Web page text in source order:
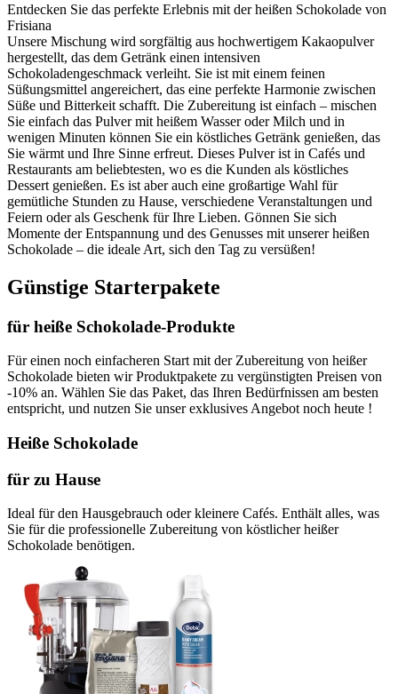
Entdecken Sie das perfekte Erlebnis mit der heißen Schokolade von
Frisiana
Unsere Mischung wird sorgfältig aus hochwertigem Kakaopulver
hergestellt, das dem Getränk einen intensiven
Schokoladengeschmack verleiht. Sie ist mit einem feinen
Süßungsmittel angereichert, das eine perfekte Harmonie zwischen
Süße und Bitterkeit schafft. Die Zubereitung ist einfach – mischen
Sie einfach das Pulver mit heißem Wasser oder Milch und in
wenigen Minuten können Sie ein köstliches Getränk genießen, das
Sie wärmt und Ihre Sinne erfreut. Dieses Pulver ist in Cafés und
Restaurants am beliebtesten, wo es die Kunden als köstliches
Dessert genießen. Es ist aber auch eine großartige Wahl für
gemütliche Stunden zu Hause, verschiedene Veranstaltungen und
Feiern oder als Geschenk für Ihre Lieben. Gönnen Sie sich
Momente der Entspannung und des Genusses mit unserer heißen
Schokolade – die ideale Art, sich den Tag zu versüßen!
Günstige Starterpakete
für heiße Schokolade-Produkte
Für einen noch einfacheren Start mit der Zubereitung von heißer
Schokolade bieten wir Produktpakete zu vergünstigten Preisen von
-10% an. Wählen Sie das Paket, das Ihren Bedürfnissen am besten
entspricht, und nutzen Sie unser exklusives Angebot noch heute !
Heiße Schokolade
für zu Hause
Ideal für den Hausgebrauch oder kleinere Cafés. Enthält alles, was
Sie für die professionelle Zubereitung von köstlicher heißer
Schokolade benötigen.